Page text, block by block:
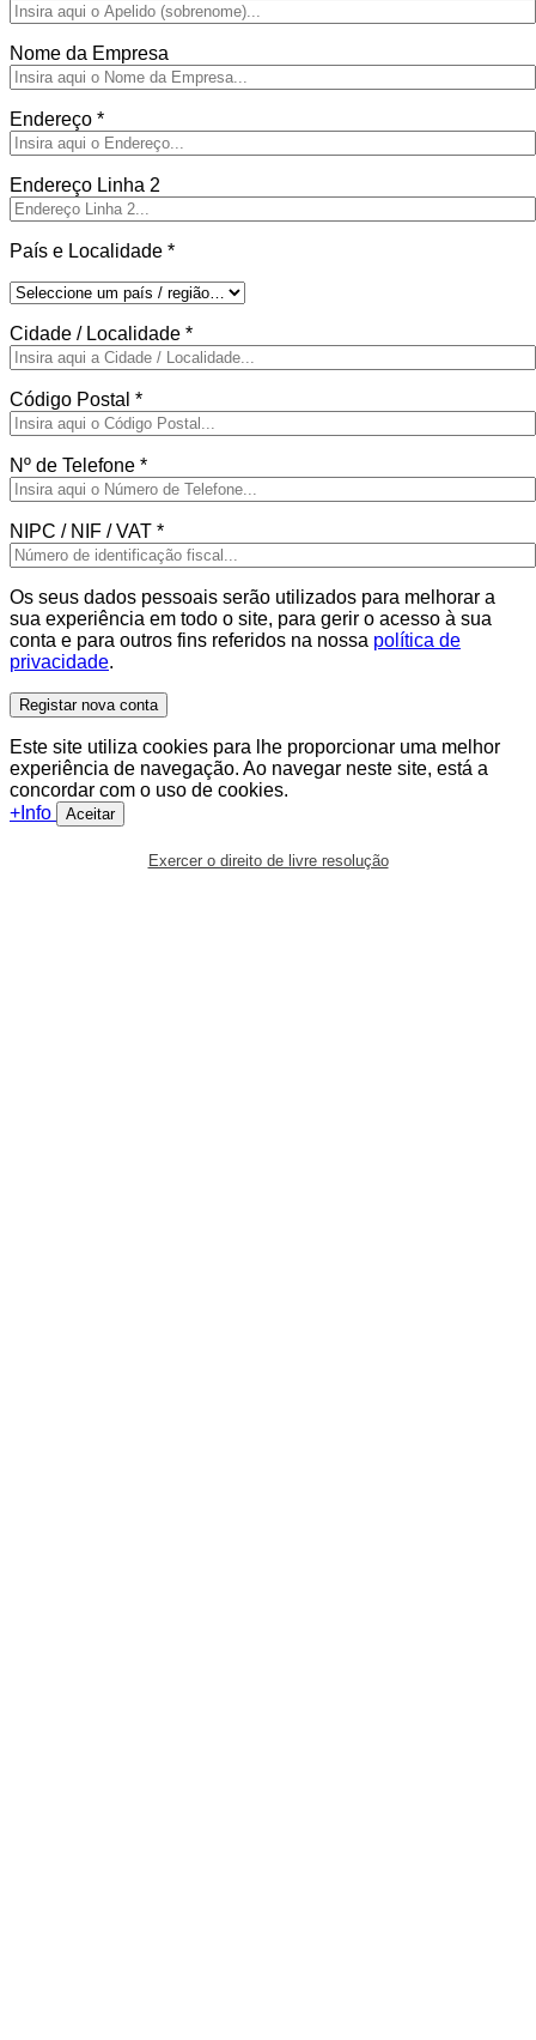
Nome da Empresa
Endereço *
Endereço Linha 2
País e Localidade *
Cidade / Localidade *
Código Postal *
Nº de Telefone *
NIPC / NIF / VAT *
Os seus dados pessoais serão utilizados para melhorar a
sua experiência em todo o site, para gerir o acesso à sua
conta e para outros fins referidos na nossa política de
privacidade.
Registar nova conta
Este site utiliza cookies para lhe proporcionar uma melhor
experiência de navegação. Ao navegar neste site, está a
concordar com o uso de cookies.
+Info
Aceitar
Exercer o direito de livre resolução